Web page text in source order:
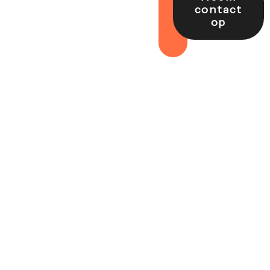
contact
op